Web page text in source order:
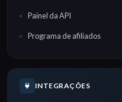
Painel da API
Programa de afiliados
INTEGRAÇÕES